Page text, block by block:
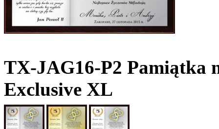
TX-JAG16-P2 Pamiątka
Exclusive XL